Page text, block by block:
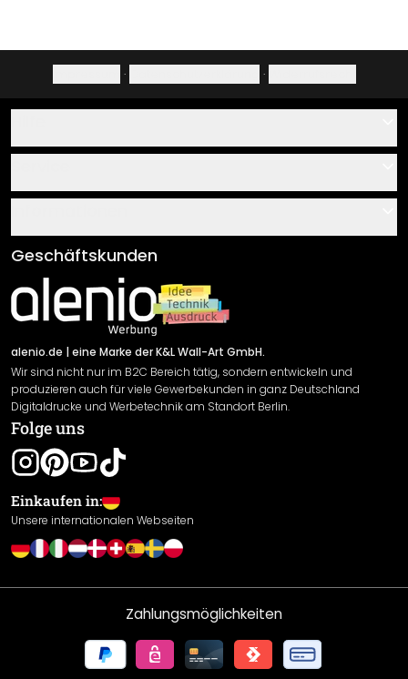
· ·
Über uns
Klebe- und Montageanleitungen
Newsletter An-/Abmeldung
Sendungsverfolgung
AGB
Impressum
Versand & Zahlung
Rücksendung
Widerrufsrecht
Datenschutzerklärung
Gewährleistung
Leistungserklärung / CE-Zeichen
Cookie Einstellungen
Geschäftskunden
alenio.de | eine Marke der K&L Wall-Art GmbH.
Wir sind nicht nur im B2C Bereich tätig, sondern entwickeln und
produzieren auch für viele Gewerbekunden in ganz Deutschland
Digitaldrucke und Werbetechnik am Standort Berlin.
Folge uns
Einkaufen in:
Unsere internationalen Webseiten
Zahlungsmöglichkeiten